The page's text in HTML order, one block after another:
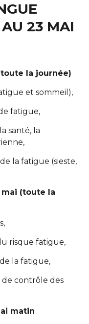
23 MAI
la journée)
et sommeil),
fatigue,
la
fatigue (sieste,
(toute la
fatigue,
la fatigue,
contrôle des
matin